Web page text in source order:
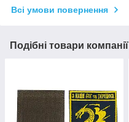
Всі умови повернення
Подібні товари компанії